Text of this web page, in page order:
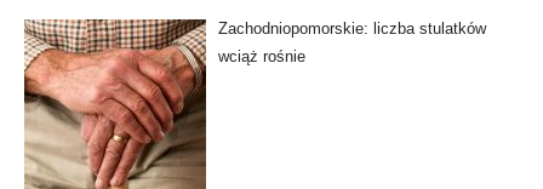
Zachodniopomorskie: liczba stulatków
wciąż rośnie